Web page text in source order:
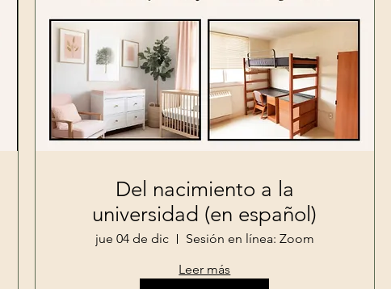
Del nacimiento a la
universidad (en español)
jue 04 de dic
Sesión en línea: Zoom
Leer más